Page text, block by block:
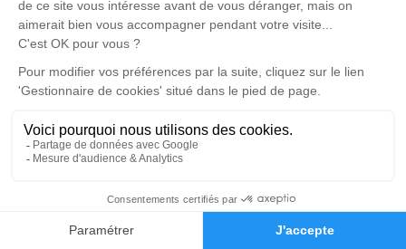
Faire-part Hommages
mercredi 12 juillet 2023 à 17h00
Crématorium de La Roche-sur-Yon
Rue Georges Mazurelle